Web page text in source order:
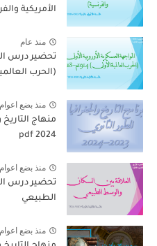
الأمريكية
منذ عام
تحضير درس
(الحرب العالمية
منذ بضع اعوام
2024 pdf
منذ بضع اعوام
تحضير درس
الطبيعي
منذ بضع اعوام